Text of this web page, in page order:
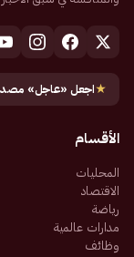
★اجعل «عاجل»
الأقسام
المحليات
الاقتصاد
رياضة
مدارات عالمية
وظائف